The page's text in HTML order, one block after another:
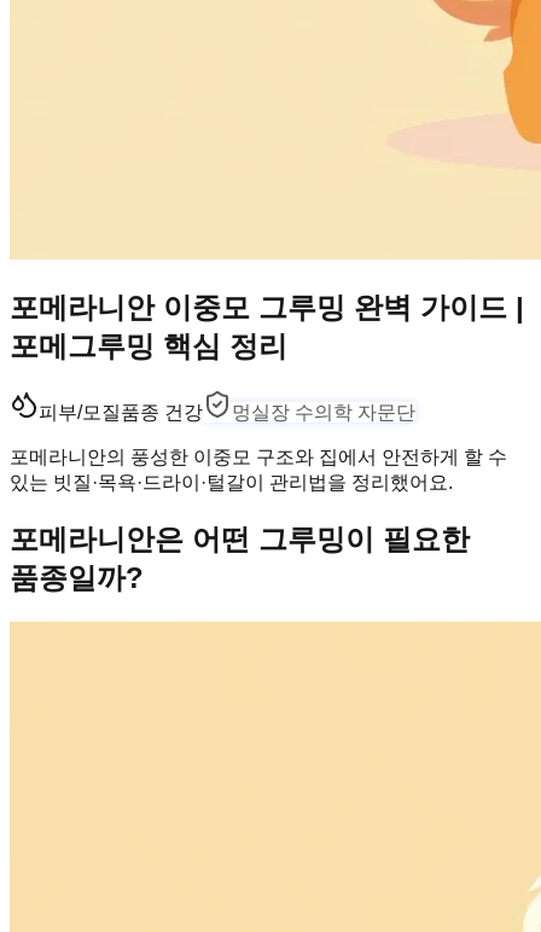
포메라니안 이중모 그루밍 완벽 가이드 |
포메그루밍 핵심 정리
피부/모질품종 건강 멍실장 수의학 자문단
포메라니안의 풍성한 이중모 구조와 집에서 안전하게 할 수
있는 빗질·목욕·드라이·털갈이 관리법을 정리했어요.
포메라니안은 어떤 그루밍이 필요한
품종일까?